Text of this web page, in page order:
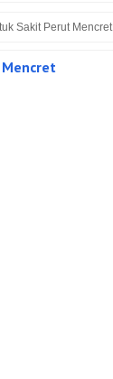
Sakit Perut Mencret